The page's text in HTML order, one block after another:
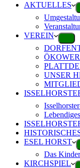
AKTUELLES
VEREIN
UNSER
ESEL HORST
Das
KIRCHSPIEL